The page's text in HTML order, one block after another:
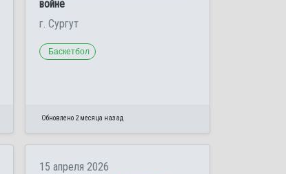
войне
г. Сургут
Баскетбол
Обновлено 2 месяца назад
15 апреля 2026